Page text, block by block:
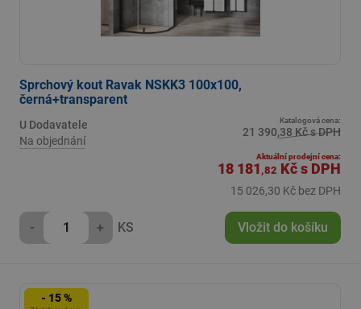
Sprchový kout Ravak NSKK3 100x100,
černá+transparent
U Dodavatele
Na objednání
Katalogová cena:
21 390,38 Kč s DPH
Aktuální prodejní cena:
18 181 ,82 Kčs DPH
15 026,30 Kč bez DPH
- + KS Vložit do košíku
- 15 %